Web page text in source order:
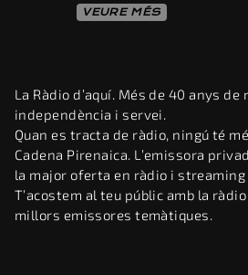
VEURE MÉS
La Ràdio d’aquí. Més de 40 anys
independència i servei.
Quan es tracta de ràdio, ningú té
Cadena Pirenaica. L’emissora
la major oferta en ràdio i streaming
T’acostem al teu públic amb la
millors emissores temàtiques.